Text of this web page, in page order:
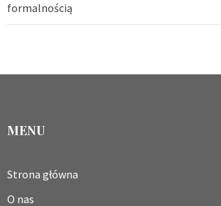
formalnością
MENU
Strona główna
O nas